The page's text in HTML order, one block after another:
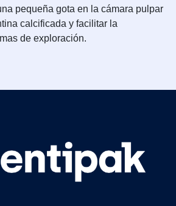
pequeña gota en la cámara pulpar
calcificada y facilitar la
de exploración.